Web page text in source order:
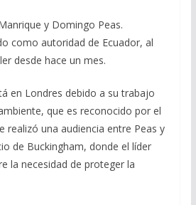
y Domingo Peas.
como autoridad de Ecuador, al
desde hace un mes.
en Londres debido a su trabajo
que es reconocido por el
realizó una audiencia entre Peas y
de Buckingham, donde el líder
la necesidad de proteger la